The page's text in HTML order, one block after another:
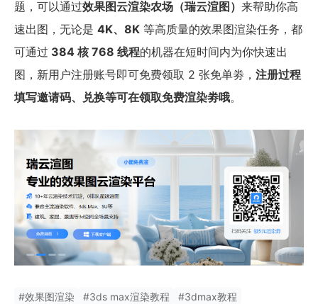
题，可以通过效果图云渲染农场（瑞云渲图） 来帮助你高
速出图，无论是 4K、8K 等高质量的效果图渲染任务，都
可通过 384 核 768 线程的机器在短时间内为你快速出
图，新用户注册账号即可免费领取 2 张免单劵， 注册过程
填写邀请码、兑换等可在领取免费渲染劵哦。
#效果图渲染 #3ds max渲染教程 #3dmax教程